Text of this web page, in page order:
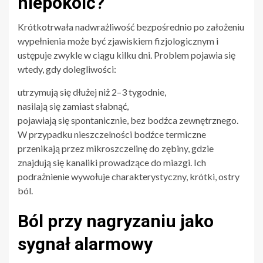
Krótkotrwała nadwrażliwość bezpośrednio po założeniu
wypełnienia może być zjawiskiem fizjologicznym i
ustępuje zwykle w ciągu kilku dni. Problem pojawia się
wtedy, gdy dolegliwości:
utrzymują się dłużej niż 2–3 tygodnie,
nasilają się zamiast słabnąć,
pojawiają się spontanicznie, bez bodźca zewnętrznego.
W przypadku nieszczelności bodźce termiczne
przenikają przez mikroszczelinę do zębiny, gdzie
znajdują się kanaliki prowadzące do miazgi. Ich
podrażnienie wywołuje charakterystyczny, krótki, ostry
ból.
Ból przy nagryzaniu jako
sygnał alarmowy